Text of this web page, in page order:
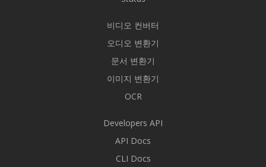
비디오 컨버터
오디오 변환기
문서 변환기
이미지 변환기
OCR
Developers API
API Docs
CLI Docs